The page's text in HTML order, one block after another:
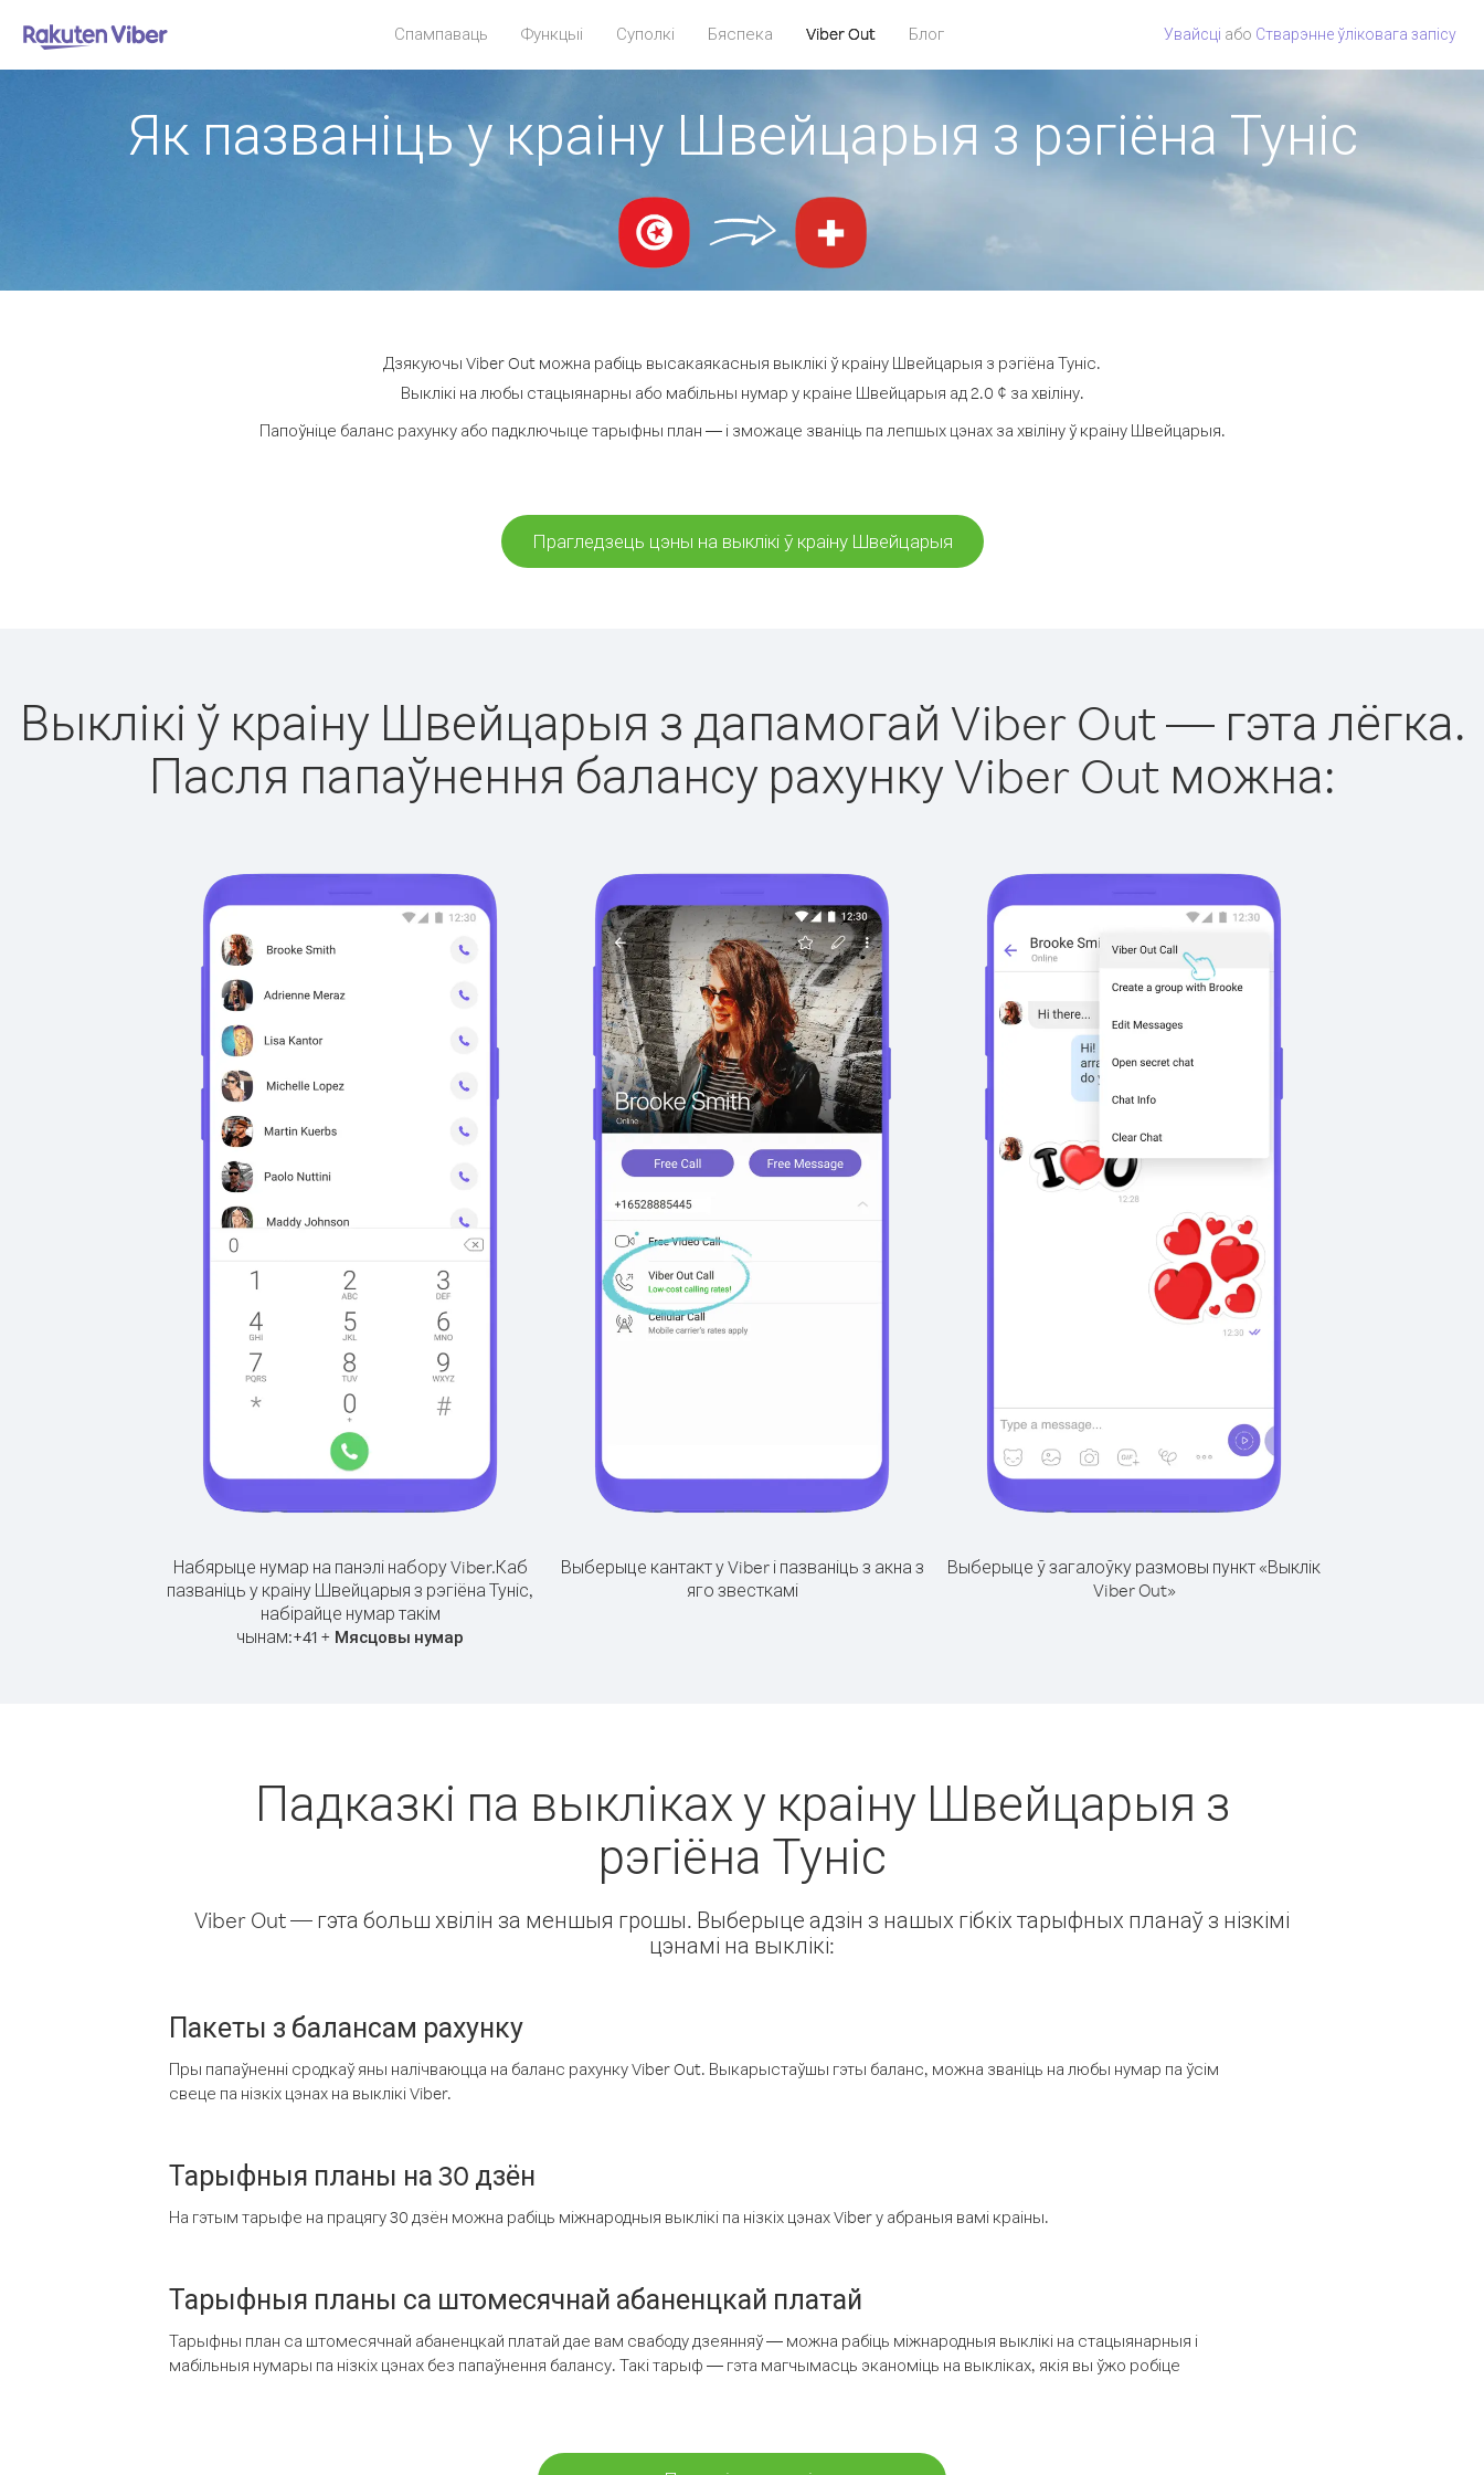
Спампаваць Функцыі Суполкі Бяспека Viber Out Блог Увайсці або Стварэнне ўліковага запісу
Як пазваніць у краіну Швейцарыя з рэгіёна Туніс
Дзякуючы Viber Out можна рабіць высакаякасныя выклікі ў краіну Швейцарыя з рэгіёна Туніс.
Выклікі на любы стацыянарны або мабільны нумар у краіне Швейцарыя ад 2.0 ¢ за хвіліну.
Папоўніце баланс рахунку або падключыце тарыфны план — і зможаце званіць па лепшых цэнах за хвіліну ў краіну Швейцарыя.
Прагледзець цэны на выклікі ў краіну Швейцарыя
Выклікі ў краіну Швейцарыя з дапамогай Viber Out — гэта лёгка.
Пасля папаўнення балансу рахунку Viber Out можна:
Набярыце нумар на панэлі набору Viber.Каб
пазваніць у краіну Швейцарыя з рэгіёна Туніс,
набірайце нумар такім
чынам:+41 + Мясцовы нумар
Выберыце кантакт у Viber і пазваніць з акна з
яго звесткамі
Выберыце ў загалоўку размовы пункт «Выклік
Viber Out»
Падказкі па выкліках у краіну Швейцарыя з
рэгіёна Туніс
Viber Out — гэта больш хвілін за меншыя грошы. Выберыце адзін з нашых гібкіх тарыфных планаў з нізкімі
цэнамі на выклікі:
Пакеты з балансам рахунку
Пры папаўненні сродкаў яны налічваюцца на баланс рахунку Viber Out. Выкарыстаўшы гэты баланс, можна званіць на любы нумар па ўсім
свеце па нізкіх цэнах на выклікі Viber.
Тарыфныя планы на 30 дзён
На гэтым тарыфе на працягу 30 дзён можна рабіць міжнародныя выклікі па нізкіх цэнах Viber у абраныя вамі краіны.
Тарыфныя планы са штомесячнай абаненцкай платай
Тарыфны план са штомесячнай абаненцкай платай дае вам свабоду дзеянняў — можна рабіць міжнародныя выклікі на стацыянарныя і
мабільныя нумары па нізкіх цэнах без папаўнення балансу. Такі тарыф — гэта магчымасць эканоміць на выкліках, якія вы ўжо робіце